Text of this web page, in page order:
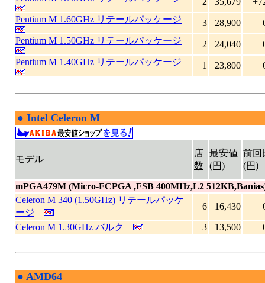
Pentium M 1.60GHz リテールパッケージ
3 28,900
Pentium M 1.50GHz リテールパッケージ
2 24,040
Pentium M 1.40GHz リテールパッケージ
1 23,800
● Intel Celeron M
モデル
店
数
最安値
(円)
前回
(円)
mPGA479M (Micro-FCPGA ,FSB 400MHz,L2
Celeron M 340 (1.50GHz) リテールパッケ
ージ
6 16,430
Celeron M 1.30GHz バルク 3 13,500
● AMD64